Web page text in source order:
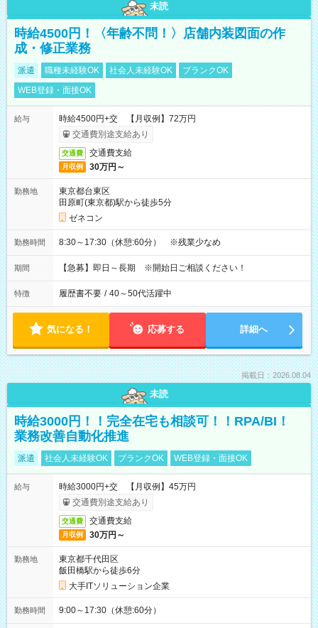
未読
時給4500円！〈年齢不問！〉店舗内装図面の作
成・修正業務
派遣 職種未経験OK 社会人未経験OK
ブランクOK
WEB登録・面接OK
給与
時給4500円+交 【月収例】72万円
交通費別途支給あり
交通費 交通費支給
月収例 30万円～
勤務地
東京都台東区
田原町(東京都)駅から徒歩5分
ゼネコン
勤務時間 8:30～17:30（休憩:60分） ※残業少なめ
期間 【急募】即日～長期 ※開始日ご相談ください！
特徴 履歴書不要 / 40～50代活躍中
気になる！ 応募する 詳細へ
掲載日：2026.08.04
未読
時給3000円！！完全在宅も相談可！！RPA/BI！
業務改善自動化推進
派遣 社会人未経験OK ブランクOK WEB登録・面接OK
給与
時給3000円+交 【月収例】45万円
交通費別途支給あり
交通費 交通費支給
月収例 30万円～
勤務地
東京都千代田区
飯田橋駅から徒歩6分
大手ITソリューション企業
勤務時間 9:00～17:30（休憩:60分）